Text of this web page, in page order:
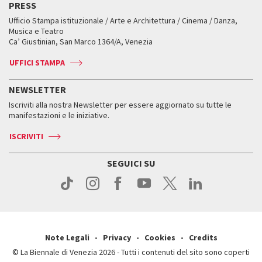
FAQ
Servizi al pubblico
Come raggiungerci
Press
Edizioni passate
Orari e sedi
Accrediti
Come raggiungerci
Orari e sedi
Biglietti
Accrediti
Come raggiungerci
Contatti
Press
Accrediti
Servizi al pubblico
Come raggiungerci
Press
Workshop di critica teatrale
Leone d’oro alla carriera
Leone d’argento
Edizioni passate
Orari e sedi
Biglietti
Servizi al pubblico
Come raggiungerci
Contatti
Mostre Virtuali
Fondi e Collezioni
Biennale College ASAC
ASAC DATI
Storia
Orari e sedi
PRESS
Ufficio Stampa istituzionale / Arte e Architettura / Cinema / Danza,
Musica e Teatro
Ca’ Giustinian, San Marco 1364/A, Venezia
UFFICI STAMPA
NEWSLETTER
Iscriviti alla nostra Newsletter per essere aggiornato su tutte le
manifestazioni e le iniziative.
ISCRIVITI
SEGUICI SU
Note Legali Privacy Cookies
Credits
© La Biennale di Venezia 2026 - Tutti i contenuti del sito sono coperti